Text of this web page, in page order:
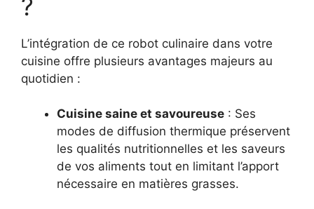
?
L’intégration de ce robot culinaire dans votre
cuisine offre plusieurs avantages majeurs au
quotidien :
Cuisine saine et savoureuse : Ses
modes de diffusion thermique préservent
les qualités nutritionnelles et les saveurs
de vos aliments tout en limitant l’apport
nécessaire en matières grasses.